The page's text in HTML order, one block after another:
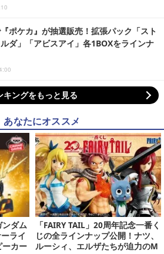
ポケカ』が抽選販売！拡張パック「スト
ダ」「アビスアイ」各1BOXをラインナ
キングをもっと見る
あなたにオススメ
ンダム
ライ
ーカー
「FAIRY TAIL」20周年記念一番く
じの全ラインナップ公開！ナツ、
ルーシィ、エルザたちが迫力のM